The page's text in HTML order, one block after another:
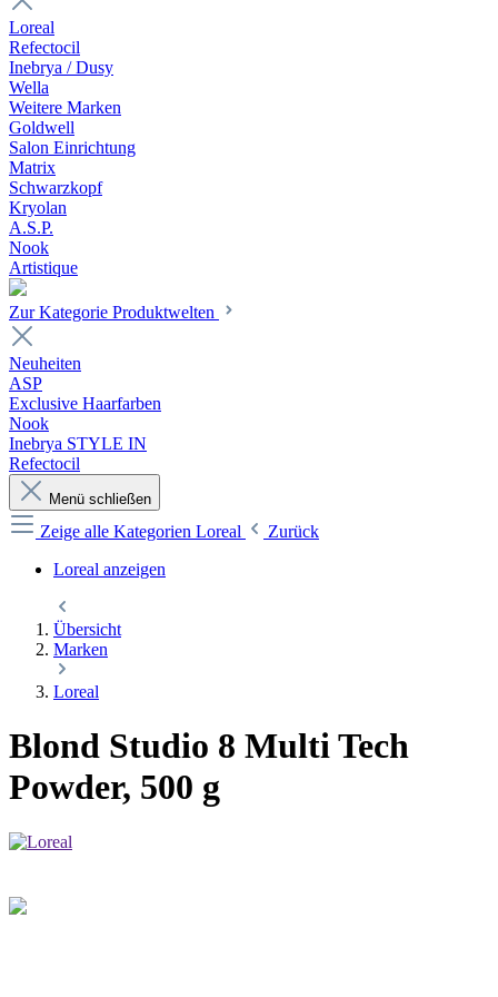
Loreal
Refectocil
Inebrya / Dusy
Wella
Weitere Marken
Goldwell
Salon Einrichtung
Matrix
Schwarzkopf
Kryolan
A.S.P.
Nook
Artistique
Zur Kategorie Produktwelten
Neuheiten
ASP
Exclusive Haarfarben
Nook
Inebrya STYLE IN
Refectocil
Menü schließen
Zeige alle Kategorien Loreal
Zurück
Loreal anzeigen
Übersicht
Marken
Loreal
Blond Studio 8 Multi Tech
Powder, 500 g